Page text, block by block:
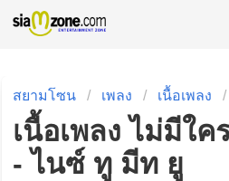
สยามโซน เพลง เนื้อเพลง
เนื้อเพลง ไม่มีใ
- ไนซ์ ทู มีท ยู